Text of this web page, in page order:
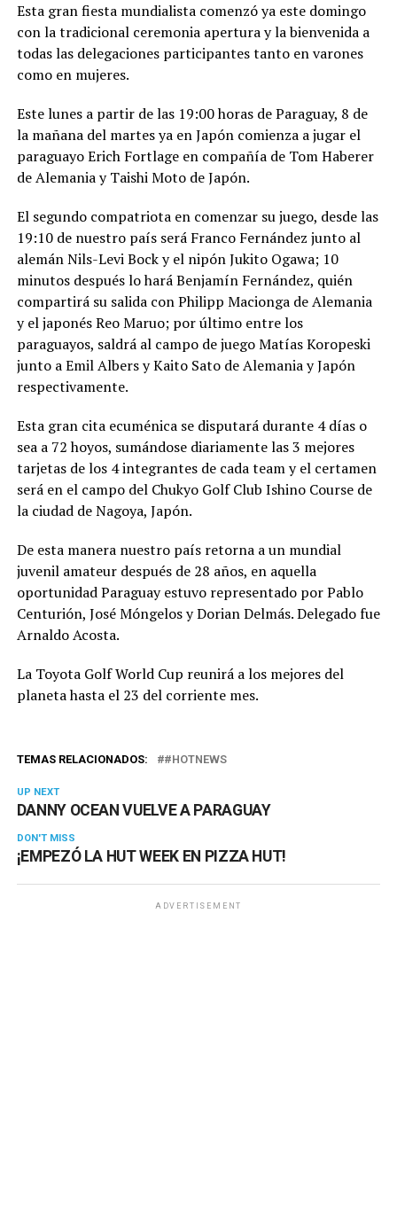
Esta gran fiesta mundialista comenzó ya este domingo
con la tradicional ceremonia apertura y la bienvenida a
todas las delegaciones participantes tanto en varones
como en mujeres.
Este lunes a partir de las 19:00 horas de Paraguay, 8 de
la mañana del martes ya en Japón comienza a jugar el
paraguayo Erich Fortlage en compañía de Tom Haberer
de Alemania y Taishi Moto de Japón.
El segundo compatriota en comenzar su juego, desde las
19:10 de nuestro país será Franco Fernández junto al
alemán Nils-Levi Bock y el nipón Jukito Ogawa; 10
minutos después lo hará Benjamín Fernández, quién
compartirá su salida con Philipp Macionga de Alemania
y el japonés Reo Maruo; por último entre los
paraguayos, saldrá al campo de juego Matías Koropeski
junto a Emil Albers y Kaito Sato de Alemania y Japón
respectivamente.
Esta gran cita ecuménica se disputará durante 4 días o
sea a 72 hoyos, sumándose diariamente las 3 mejores
tarjetas de los 4 integrantes de cada team y el certamen
será en el campo del Chukyo Golf Club Ishino Course de
la ciudad de Nagoya, Japón.
De esta manera nuestro país retorna a un mundial
juvenil amateur después de 28 años, en aquella
oportunidad Paraguay estuvo representado por Pablo
Centurión, José Móngelos y Dorian Delmás. Delegado fue
Arnaldo Acosta.
La Toyota Golf World Cup reunirá a los mejores del
planeta hasta el 23 del corriente mes.
TEMAS RELACIONADOS: #HOTNEWS
UP NEXT
DANNY OCEAN VUELVE A PARAGUAY
DON'T MISS
¡EMPEZÓ LA HUT WEEK EN PIZZA HUT!
ADVERTISEMENT